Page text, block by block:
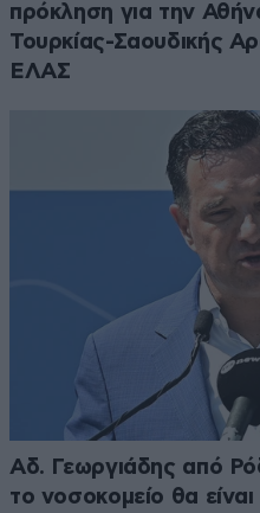
πρόκληση για την
Τουρκίας-Σαουδικής
ΕΛΑΣ
Αδ. Γεωργιάδης από
το νοσοκομείο θα